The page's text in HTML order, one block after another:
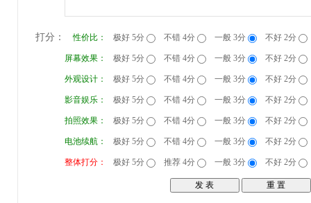
打分： 性价比： 极好 5分 不错 4分 一般 3分 不好 2分
屏幕效果： 极好 5分 不错 4分 一般 3分 不好 2分
外观设计： 极好 5分 不错 4分 一般 3分 不好 2分
影音娱乐： 极好 5分 不错 4分 一般 3分 不好 2分
拍照效果： 极好 5分 不错 4分 一般 3分 不好 2分
电池续航： 极好 5分 不错 4分 一般 3分 不好 2分
整体打分： 极好 5分 推荐 4分 一般 3分 不好 2分